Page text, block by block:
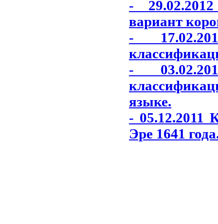
-
вариант
-
-
языке.
- 05.12.2011
Эре 1641